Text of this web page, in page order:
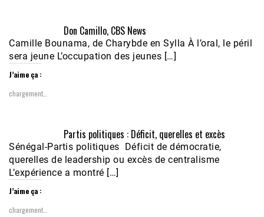
Don Camillo, CBS News
Camille Bounama, de Charybde en Sylla À l’oral, le péril
sera jeune L’occupation des jeunes […]
J’aime ça :
chargement…
Partis politiques : Déficit, querelles et excès
Sénégal-Partis politiques Déficit de démocratie,
querelles de leadership ou excès de centralisme
L’expérience a montré […]
J’aime ça :
chargement…